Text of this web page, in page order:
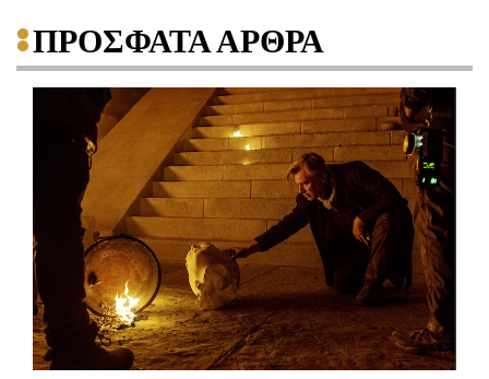
ΠΡΟΣΦΑΤΑ ΑΡΘΡΑ